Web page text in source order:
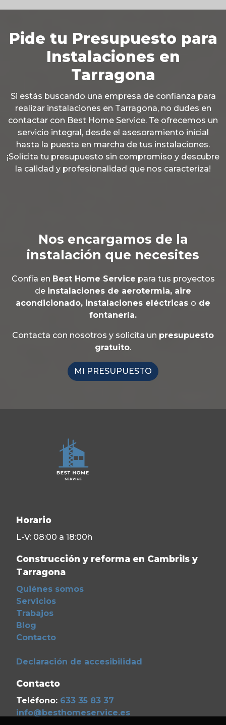
Pide tu Presupuesto para
Instalaciones en
Tarragona
Si estás buscando una empresa de confianza para
realizar instalaciones en Tarragona, no dudes en
contactar con Best Home Service. Te ofrecemos un
servicio integral, desde el asesoramiento inicial
hasta la puesta en marcha de tus instalaciones.
¡Solicita tu presupuesto sin compromiso y descubre
la calidad y profesionalidad que nos caracteriza!
Nos encargamos de la
instalación que necesites
Confía en Best Home Service para tus proyectos
de instalaciones de aerotermia, aire
acondicionado, instalaciones eléctricas o de
fontanería.
Contacta con nosotros y solicita un presupuesto
gratuito.
MI PRESUPUESTO
Horario
L-V: 08:00 a 18:00h
Construcción y reforma en Cambrils y
Tarragona
Quiénes somos
Servicios
Trabajos
Blog
Contacto
Declaración de accesibilidad
Contacto
Teléfono: 633 35 83 37
info@besthomeservice.es